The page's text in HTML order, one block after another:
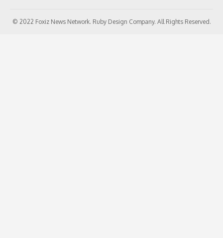
© 2022 Foxiz News Network. Ruby Design Company. All Rights Reserved.